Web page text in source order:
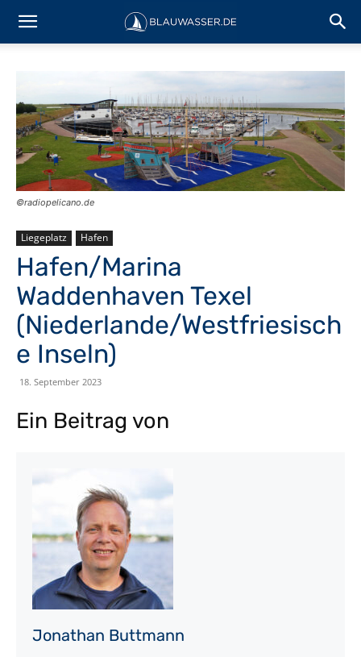
©️radiopelicano.de
Liegeplatz Hafen
Hafen/Marina
Waddenhaven Texel
(Niederlande/Westfriesisch
e Inseln)
18. September 2023
Ein Beitrag von
Jonathan Buttmann